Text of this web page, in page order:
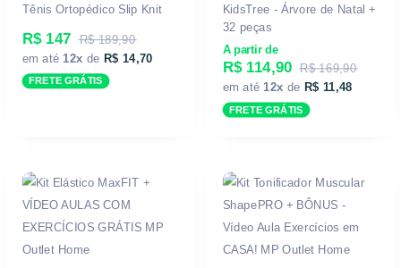
Tênis Ortopédico Slip Knit
R$ 147
R$ 189,90
em até 12x de R$ 14,70
FRETE GRÁTIS
KidsTree - Árvore de Natal +
32 peças
A partir de
R$ 114,90
R$ 169,90
em até 12x de R$ 11,48
FRETE GRÁTIS